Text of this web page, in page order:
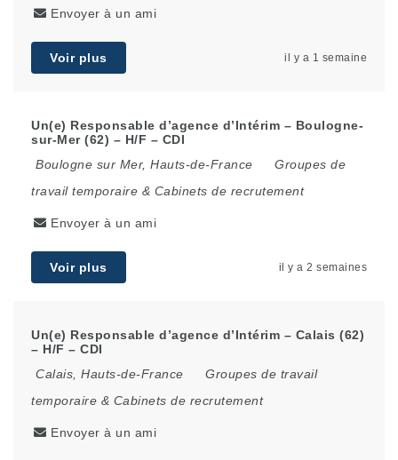
Envoyer à un ami
Voir plus il y a 1 semaine
Un(e) Responsable d’agence d’Intérim – Boulogne-
sur-Mer (62) – H/F – CDI
Boulogne sur Mer, Hauts-de-France
Groupes de
travail temporaire & Cabinets de recrutement
Envoyer à un ami
Voir plus il y a 2 semaines
Un(e) Responsable d’agence d’Intérim – Calais (62)
– H/F – CDI
Calais Hauts-de-France
Groupes de travail
temporaire & Cabinets de recrutement
Envoyer à un ami